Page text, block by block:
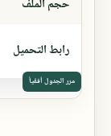
حجم الملف
رابط التحميل